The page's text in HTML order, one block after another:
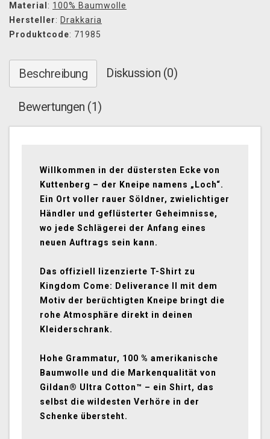
Material : 100% Baumwolle
Hersteller: Drakkaria
Produktcode: 71985
Beschreibung Diskussion (0)
Bewertungen (1)
Willkommen in der düstersten Ecke von
Kuttenberg – der Kneipe namens „Loch“.
Ein Ort voller rauer Söldner, zwielichtiger
Händler und geflüsterter Geheimnisse,
wo jede Schlägerei der Anfang eines
neuen Auftrags sein kann.
Das offiziell lizenzierte T-Shirt zu
Kingdom Come: Deliverance II mit dem
Motiv der berüchtigten Kneipe bringt die
rohe Atmosphäre direkt in deinen
Kleiderschrank.
Hohe Grammatur, 100 % amerikanische
Baumwolle und die Markenqualität von
Gildan® Ultra Cotton™ – ein Shirt, das
selbst die wildesten Verhöre in der
Schenke übersteht.